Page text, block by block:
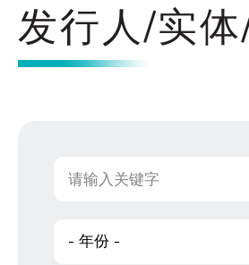
发行人/实
- 年份 -